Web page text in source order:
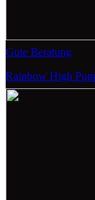
Gute Beratung
Rainbow High